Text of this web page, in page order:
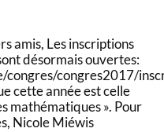
amis, Les inscriptions
désormais ouvertes:
congres/congres2017/
cette année est celle
mathématiques ». Pour
Nicole Miéwis